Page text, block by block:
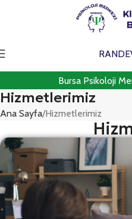
Bursa Psikoloji
Hizmetlerimiz
Ana Sayfa Hizmetlerimiz